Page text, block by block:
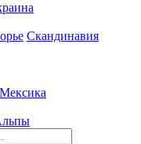
Скандинавия